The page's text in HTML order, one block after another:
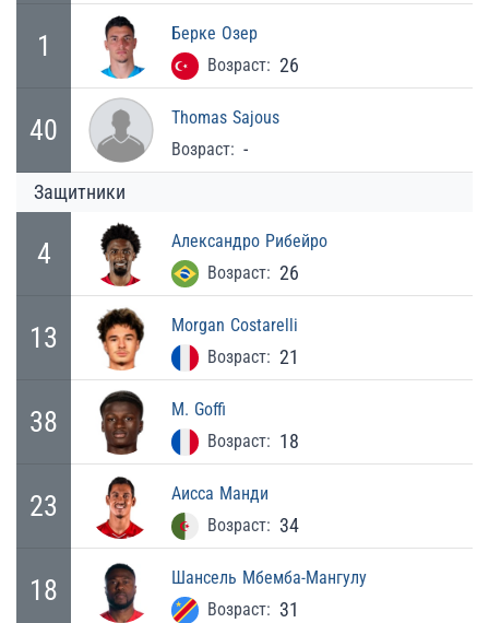
1 Берке Озер
Возраст: 26
40 Thomas Sajous
Возраст: -
Защитники
4 Александро Рибейро
Возраст: 26
13 Morgan Costarelli
Возраст: 21
38 M. Goffi
Возраст: 18
23 Аисса Манди
Возраст: 34
18 Шансель Мбемба-Мангулу
Возраст: 31